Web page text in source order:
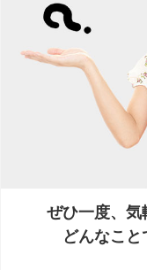
ぜひ一度、気
どんなこと